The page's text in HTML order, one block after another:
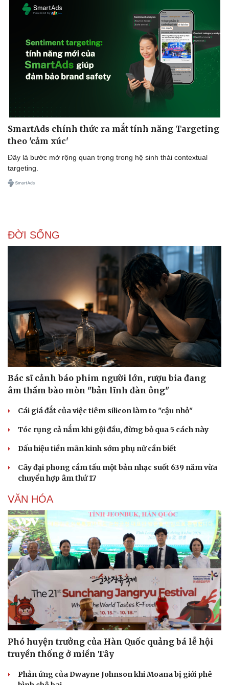
Doanh nghiệp
Thông tin doanh nghiệp
Doanh nghiệp 24h
Doanh nhân
Vì cộng đồng
Công nghệ
Sành điệu
Tin Công nghệ
Trải nghiệm
Chuyển đổi số
SmartAds chính thức ra mắt tính năng Targeting
theo 'cảm xúc'
Đây là bước mở rộng quan trọng trong hệ sinh thái contextual
targeting.
ĐỜI SỐNG
Bác sĩ cảnh báo phim người lớn, rượu bia đang
âm thầm bào mòn "bản lĩnh đàn ông"
Cái giá đắt của việc tiêm silicon làm to "cậu nhỏ"
Tóc rụng cả nắm khi gội đầu, đừng bỏ qua 5 cách này
Dấu hiệu tiền mãn kinh sớm phụ nữ cần biết
Cây đại phong cầm tấu một bản nhạc suốt 639 năm vừa
chuyển hợp âm thứ 17
VĂN HÓA
Phó huyện trưởng của Hàn Quốc quảng bá lễ hội
truyền thống ở miền Tây
Phản ứng của Dwayne Johnson khi Moana bị giới phê